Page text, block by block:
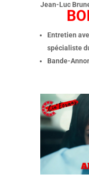
Jean-Luc
Entretien
spécialiste
Bande-